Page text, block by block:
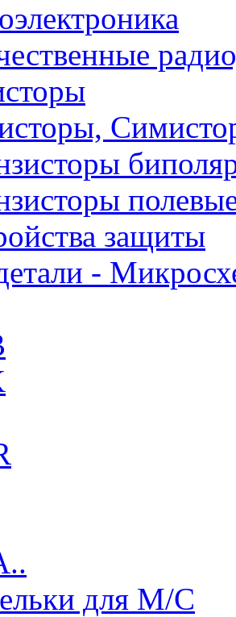
защиты
-
для М/С